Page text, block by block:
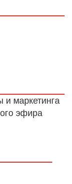
маркетинга
эфира